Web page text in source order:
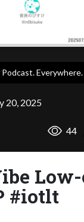
Podcast.
20, 2025
44
Low-
#iotlt